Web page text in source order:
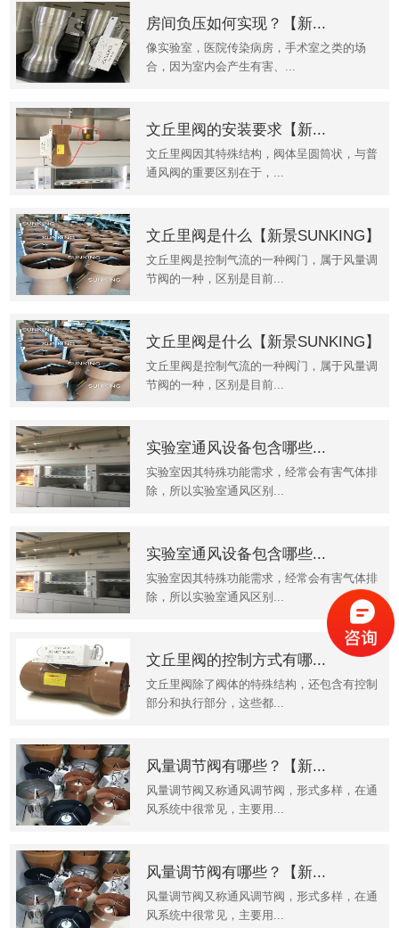
房间负压如何实现？【新...
像实验室，医院传染病房，手术室之类的场
合，因为室内会产生有害、...
文丘里阀的安装要求【新...
文丘里阀因其特殊结构，阀体呈圆筒状，与普
通风阀的重要区别在于，...
文丘里阀是什么【新景SUNKING】
文丘里阀是控制气流的一种阀门，属于风量调
节阀的一种，区别是目前...
文丘里阀是什么【新景SUNKING】
文丘里阀是控制气流的一种阀门，属于风量调
节阀的一种，区别是目前...
实验室通风设备包含哪些...
实验室因其特殊功能需求，经常会有害气体排
除，所以实验室通风区别...
实验室通风设备包含哪些...
实验室因其特殊功能需求，经常会有害气体排
除，所以实验室通风区别...
文丘里阀的控制方式有哪...
文丘里阀除了阀体的特殊结构，还包含有控制
部分和执行部分，这些都...
风量调节阀有哪些？【新...
风量调节阀又称通风调节阀，形式多样，在通
风系统中很常见，主要用...
风量调节阀有哪些？【新...
风量调节阀又称通风调节阀，形式多样，在通
风系统中很常见，主要用...